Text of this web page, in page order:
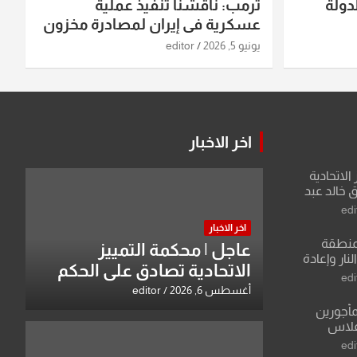
ترمب: ناقشنا تنفيذ عملية
عسكرية في إيران لمصادرة مخزون
اليورانيوم
يونيو 5, 2026 editor
خالد عبد
وإعادة
يطرح
افتراءات
اخر الاخبار
اخر الاخبار
عاجل | محكمة التمييز
الاتحادية تصادق على الحكم
بحق خالد عبد الواحد كبيان
أغسطس 6, 2026 editor